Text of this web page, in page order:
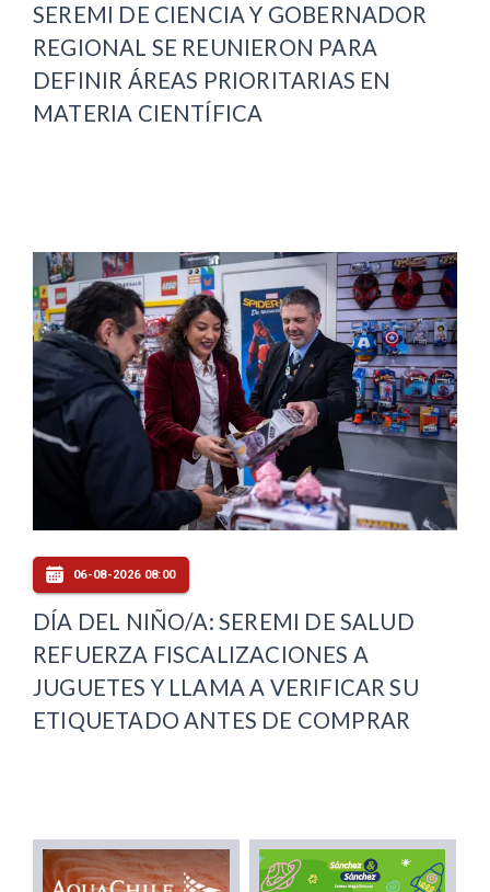
SEREMI DE CIENCIA Y GOBERNADOR
REGIONAL SE REUNIERON PARA
DEFINIR ÁREAS PRIORITARIAS EN
MATERIA CIENTÍFICA
06-08-2026 08:00
DÍA DEL NIÑO/A: SEREMI DE SALUD
REFUERZA FISCALIZACIONES A
JUGUETES Y LLAMA A VERIFICAR SU
ETIQUETADO ANTES DE COMPRAR